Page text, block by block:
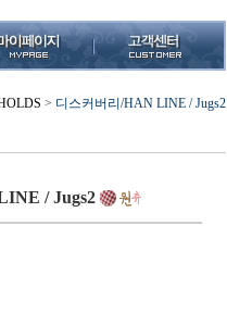
> 디스커버리/HAN LINE / Jugs2
/ Jugs2